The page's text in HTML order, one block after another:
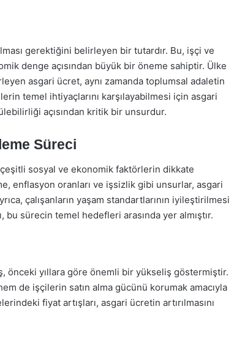
gerektiğini belirleyen bir tutardır. Bu, işçi ve
denge açısından büyük bir öneme sahiptir. Ülke
asgari ücret, aynı zamanda toplumsal adaletin
temel ihtiyaçlarını karşılayabilmesi için asgari
açısından kritik bir unsurdur.
Süreci
sosyal ve ekonomik faktörlerin dikkate
enflasyon oranları ve işsizlik gibi unsurlar, asgari
çalışanların yaşam standartlarının iyileştirilmesi
sürecin temel hedefleri arasında yer almıştır.
önceki yıllara göre önemli bir yükseliş göstermiştir.
de işçilerin satın alma gücünü korumak amacıyla
fiyat artışları, asgari ücretin artırılmasını